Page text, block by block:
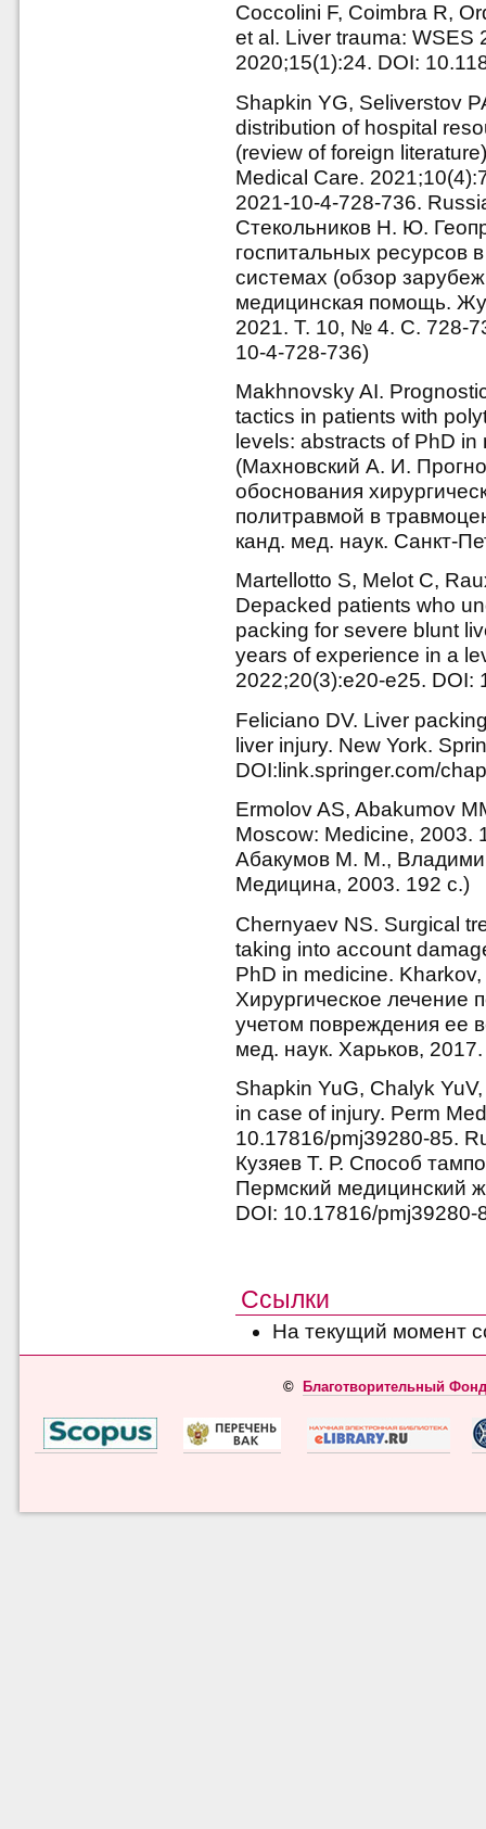
Coccolini F, Coimbra R,
et al. Liver trauma: WSES
2020;15(1):24. DOI:
Shapkin YG, Seliverstov
distribution of hospital
(review of foreign
Medical Care.
2021-10-4-728-736.
Стекольников Н. Ю.
госпитальных ресурсов
системах (обзор
медицинская помощь.
2021. Т. 10, № 4. С. 728-
10-4-728-736)
Makhnovsky AI.
tactics in patients with
levels: abstracts of PhD
(Махновский А. И.
обоснования
политравмой в
канд. мед. наук. Санкт-
Martellotto S, Melot C,
Depacked patients who
packing for severe blunt
years of experience in a
2022;20(3):e20-e25. DOI:
Feliciano DV. Liver
liver injury. New York.
DOI:link.springer.com/
Ermolov AS, Abakumov
Moscow: Medicine,
Абакумов М. М.,
Медицина, 2003. 192 с.)
Chernyaev NS. Surgical
taking into account
PhD in medicine.
Хирургическое лечение
учетом повреждения ее
мед. наук. Харьков,
Shapkin YuG, Chalyk
in case of injury. Perm
10.17816/pmj39280-85.
Кузяев Т. Р. Способ
Пермский медицинский
DOI: 10.17816/pmj39280-
Ссылки
На текущий момент
© Благотворительный